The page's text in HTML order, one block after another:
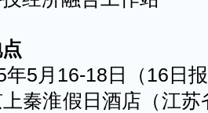
年5 月 16-18 日（ 16 日
秦淮假日酒店（江